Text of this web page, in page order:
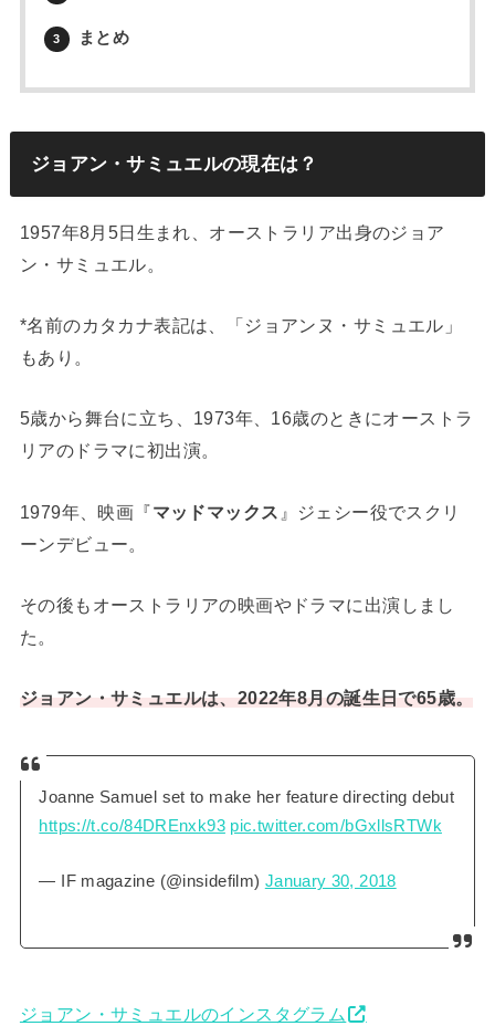
3 まとめ
ジョアン・サミュエルの現在は？
1957年8月5日生まれ、オーストラリア出身のジョア
ン・サミュエル。
*名前のカタカナ表記は、「ジョアンヌ・サミュエル」
もあり。
5歳から舞台に立ち、1973年、16歳のときにオーストラ
リアのドラマに初出演。
1979年、映画『マッドマックス 』ジェシー役でスクリ
ーンデビュー。
その後もオーストラリアの映画やドラマに出演しまし
た。
ジョアン・サミュエルは、2022年8月の誕生日で65歳。
Joanne Samuel set to make her feature directing debut
https://t.co/84DREnxk93 pic.twitter.com/bGxllsRTWk
— IF magazine (@insidefilm) January 30, 2018
ジョアン・サミュエルのインスタグラム